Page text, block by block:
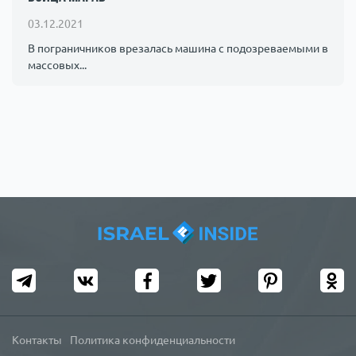
Происшествия
Армия
03.12.2021
В пограничников врезалась машина с подозреваемыми в
массовых...
Контакты Политика конфиденциальности